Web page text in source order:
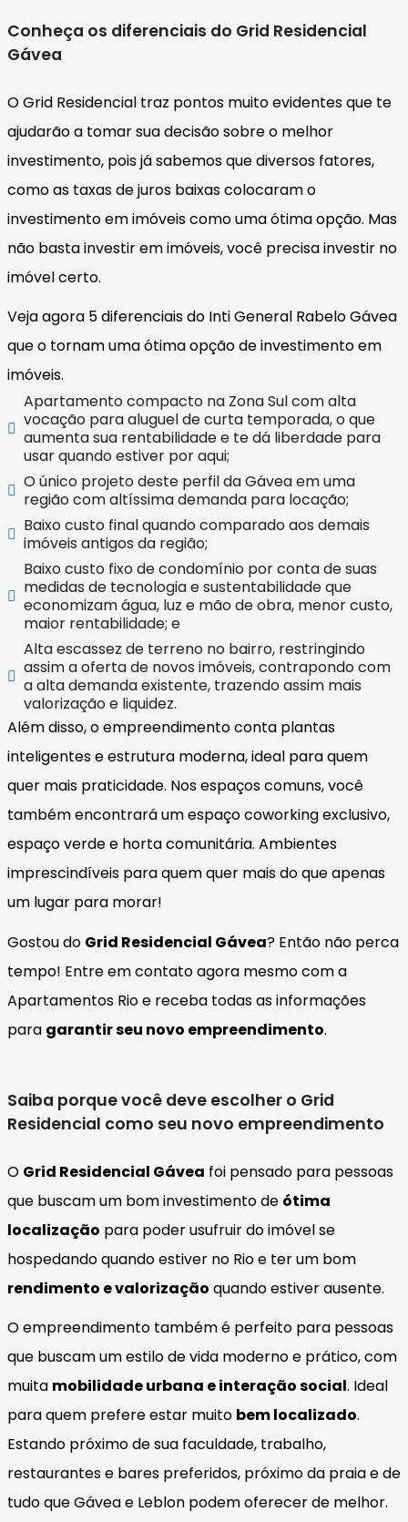
Conheça os diferenciais do Grid Residencial
Gávea
O Grid Residencial traz pontos muito evidentes que te
ajudarão a tomar sua decisão sobre o melhor
investimento, pois já sabemos que diversos fatores,
como as taxas de juros baixas colocaram o
investimento em imóveis como uma ótima opção. Mas
não basta investir em imóveis, você precisa investir no
imóvel certo.
Veja agora 5 diferenciais do Inti General Rabelo Gávea
que o tornam uma ótima opção de investimento em
imóveis.
Apartamento compacto na Zona Sul com alta
vocação para aluguel de curta temporada, o que
aumenta sua rentabilidade e te dá liberdade para
usar quando estiver por aqui;
O único projeto deste perfil da Gávea em uma
região com altíssima demanda para locação;
Baixo custo final quando comparado aos demais
imóveis antigos da região;
Baixo custo fixo de condomínio por conta de suas
medidas de tecnologia e sustentabilidade que
economizam água, luz e mão de obra, menor custo,
maior rentabilidade; e
Alta escassez de terreno no bairro, restringindo
assim a oferta de novos imóveis, contrapondo com
a alta demanda existente, trazendo assim mais
valorização e liquidez.
Além disso, o empreendimento conta plantas
inteligentes e estrutura moderna, ideal para quem
quer mais praticidade. Nos espaços comuns, você
também encontrará um espaço coworking exclusivo,
espaço verde e horta comunitária. Ambientes
imprescindíveis para quem quer mais do que apenas
um lugar para morar!
Gostou do Grid Residencial Gávea? Então não perca
tempo! Entre em contato agora mesmo com a
Apartamentos Rio e receba todas as informações
para garantir seu novo empreendimento.
Saiba porque você deve escolher o Grid
Residencial como seu novo empreendimento
O Grid Residencial Gávea foi pensado para pessoas
que buscam um bom investimento de ótima
localização para poder usufruir do imóvel se
hospedando quando estiver no Rio e ter um bom
rendimento e valorização quando estiver ausente.
O empreendimento também é perfeito para pessoas
que buscam um estilo de vida moderno e prático, com
muita mobilidade urbana e interação social. Ideal
para quem prefere estar muito bem localizado.
Estando próximo de sua faculdade, trabalho,
restaurantes e bares preferidos, próximo da praia e de
tudo que Gávea e Leblon podem oferecer de melhor.